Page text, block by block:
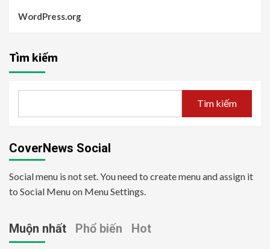
WordPress.org
Tìm kiếm
Tìm kiếm
CoverNews Social
Social menu is not set. You need to create menu and assign it
to Social Menu on Menu Settings.
Muộn nhất Phổ biến Hot